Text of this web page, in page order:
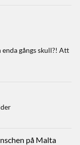
gångs skull?! Att
på Malta